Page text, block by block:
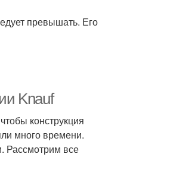
превышать. Его
Knauf
конструкция
много времени.
Рассмотрим все